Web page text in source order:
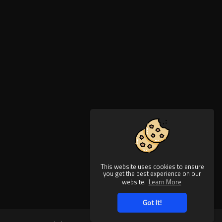
This website uses cookies to ensure
you get the best experience on our
website. Learn More
Got It!